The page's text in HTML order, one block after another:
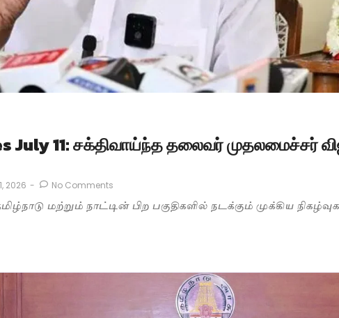
July 11: சக்திவாய்ந்த தலைவர் முதலமைச்சர்
2026 - No Comments
: தமிழ்நாடு மற்றும் நாட்டின் பிற பகுதிகளில் நடக்கும் முக்கிய